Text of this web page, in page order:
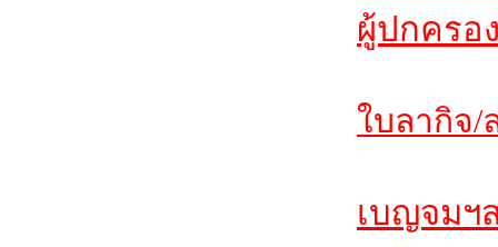
ผู้ปกครอ
ใบลากิจ/
เบญจมฯ